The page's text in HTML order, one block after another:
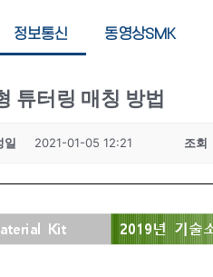
정보통신 동영상SMK
튜터링 매칭 방법
일 2021-01-05 12:21 조회